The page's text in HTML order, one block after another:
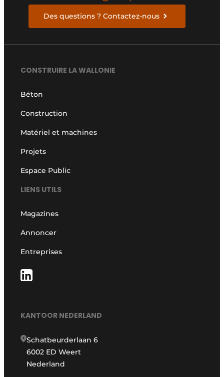
Des questions ? Contactez-nous
CONSTRUIRE LA WALLONIE
Béton
Construction
Matériel et machines
Projets
Espace Public
LIENS UTILS
Magazines
Annoncer
Entreprises
KANTOOR NEDERLAND
Schatbeurderlaan 6
6002 ED Weert
Nederland